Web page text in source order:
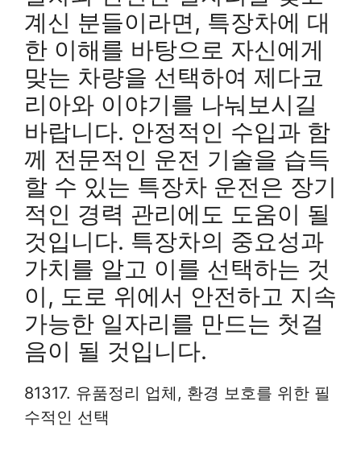
계신 분들이라면, 특장차에 대
한 이해를 바탕으로 자신에게
맞는 차량을 선택하여 제다코
리아와 이야기를 나눠보시길
바랍니다. 안정적인 수입과 함
께 전문적인 운전 기술을 습득
할 수 있는 특장차 운전은 장기
적인 경력 관리에도 도움이 될
것입니다. 특장차의 중요성과
가치를 알고 이를 선택하는 것
이, 도로 위에서 안전하고 지속
가능한 일자리를 만드는 첫걸
음이 될 것입니다.
81317. 유품정리 업체, 환경 보호를 위한 필
수적인 선택